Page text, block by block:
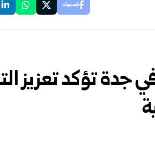
فيسبوك
جدة تؤكد تعزيز